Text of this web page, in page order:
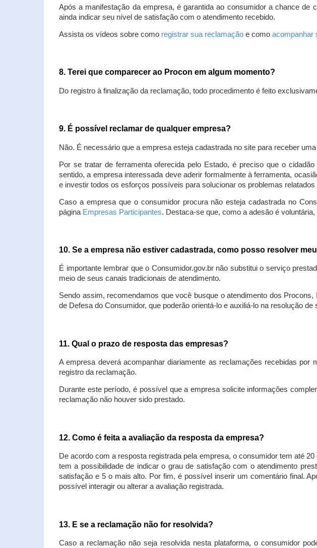
Após a manifestação da empresa, é garantida ao consumidor a chance
ainda indicar seu nível de satisfação com o atendimento recebido.
Assista os vídeos sobre como registrar sua reclamação e como acompanhar
8. Terei que comparecer ao Procon em algum momento?
Do registro à finalização da reclamação, todo procedimento é feito
9. É possível reclamar de qualquer empresa?
Não. É necessário que a empresa esteja cadastrada no site para receber
Por se tratar de ferramenta oferecida pelo Estado, é preciso que o
sentido, a empresa interessada deve aderir formalmente à ferramenta,
e investir todos os esforços possíveis para solucionar os problemas relatados
Caso a empresa que o consumidor procura não esteja cadastrada no
página Empresas Participantes. Destaca-se que, como a adesão é
10. Se a empresa não estiver cadastrada, como posso resolver
É importante lembrar que o Consumidor.gov.br não substitui o serviço
meio de seus canais tradicionais de atendimento.
Sendo assim, recomendamos que você busque o atendimento dos
de Defesa do Consumidor, que poderão orientá-lo e auxiliá-lo na resolução de
11. Qual o prazo de resposta das empresas?
A empresa deverá acompanhar diariamente as reclamações recebidas
registro da reclamação.
Durante este período, é possível que a empresa solicite informações
reclamação não houver sido prestado.
12. Como é feita a avaliação da resposta da empresa?
De acordo com a resposta registrada pela empresa, o consumidor tem até
tem a possibilidade de indicar o grau de satisfação com o atendimento
satisfação e 5 o mais alto. Por fim, é possível inserir um comentário final.
possível interagir ou alterar a avaliação registrada.
13. E se a reclamação não for resolvida?
Caso a reclamação não seja resolvida nesta plataforma, o consumidor